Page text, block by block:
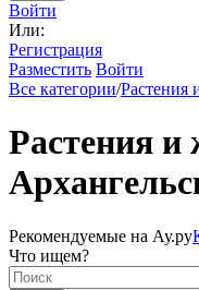
Войти
Или:
Регистрация
Разместить Войти
Все категории/Растения
Растения
Рекомендуемые на Ау.ру
Что ищем?